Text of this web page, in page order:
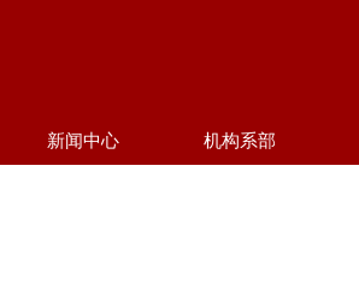
新闻中心 机构系部